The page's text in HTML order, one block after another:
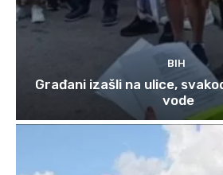
BIH
Građani izašli na ulice,
vode